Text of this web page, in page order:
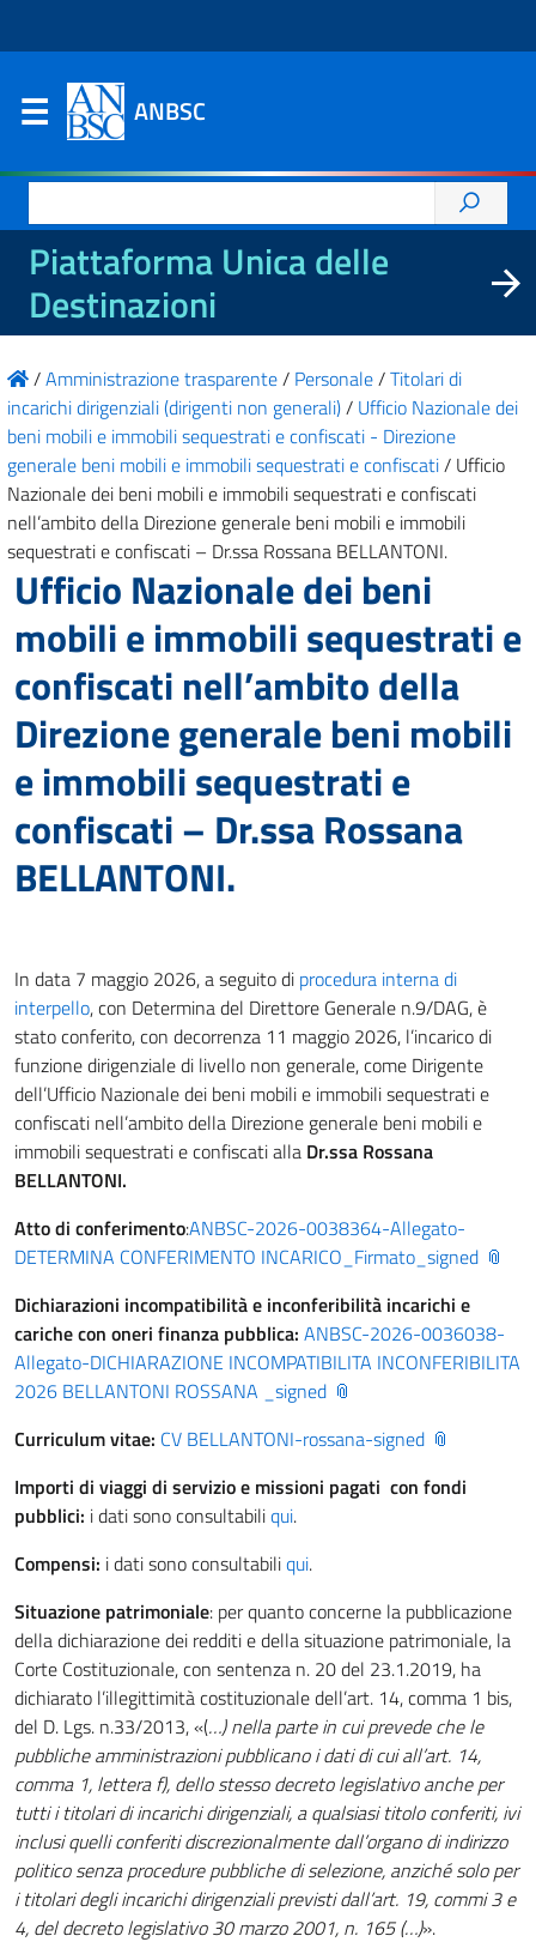
ANBSC
per:
Piattaforma Unica delle
Destinazioni
/Amministrazione trasparente/ Personale/Titolari di
incarichi dirigenziali (dirigenti non generali)/ Ufficio Nazionale dei
beni mobili e immobili sequestrati e confiscati - Direzione
generale beni mobili e immobili sequestrati e confiscati/ Ufficio
Nazionale dei beni mobili e immobili sequestrati e confiscati
nell’ambito della Direzione generale beni mobili e immobili
sequestrati e confiscati – Dr.ssa Rossana BELLANTONI.
Ufficio Nazionale dei beni
mobili e immobili sequestrati e
confiscati nell’ambito della
Direzione generale beni mobili
e immobili sequestrati e
confiscati – Dr.ssa Rossana
BELLANTONI.
In data 7 maggio 2026, a seguito di procedura interna di
interpello, con Determina del Direttore Generale n.9/DAG, è
stato conferito, con decorrenza 11 maggio 2026, l’incarico di
funzione dirigenziale di livello non generale, come Dirigente
dell’Ufficio Nazionale dei beni mobili e immobili sequestrati e
confiscati nell’ambito della Direzione generale beni mobili e
immobili sequestrati e confiscati alla Dr.ssa Rossana
BELLANTONI.
Atto di conferimento:ANBSC-2026-0038364-Allegato-
DETERMINA CONFERIMENTO INCARICO_Firmato_signed
Dichiarazioni incompatibilità e inconferibilità incarichi e
cariche con oneri finanza pubblica: ANBSC-2026-0036038-
Allegato-DICHIARAZIONE INCOMPATIBILITA INCONFERIBILITA
2026 BELLANTONI ROSSANA _signed
Curriculum vitae: CV BELLANTONI-rossana-signed
Importi di viaggi di servizio e missioni pagati con fondi
pubblici: i dati sono consultabiliqui.
Compensi: i dati sono consultabiliqui.
Situazione patrimoniale: per quanto concerne la pubblicazione
della dichiarazione dei redditi e della situazione patrimoniale, la
Corte Costituzionale, con sentenza n. 20 del 23.1.2019, ha
dichiarato l’illegittimità costituzionale dell’art. 14, comma 1 bis,
del D. Lgs. n.33/2013, «(…) nella parte in cui prevede che le
pubbliche amministrazioni pubblicano i dati di cui all’art. 14,
comma 1, lettera f), dello stesso decreto legislativo anche per
tutti i titolari di incarichi dirigenziali, a qualsiasi titolo conferiti, ivi
inclusi quelli conferiti discrezionalmente dall’organo di indirizzo
politico senza procedure pubbliche di selezione, anziché solo per
i titolari degli incarichi dirigenziali previsti dall’art. 19, commi 3 e
4, del decreto legislativo 30 marzo 2001, n. 165 (…)».